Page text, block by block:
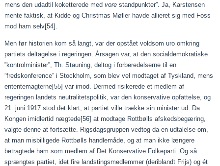
mens den udadtil koketterede medvore standpunkter”. Ja, Karstensen
mente faktisk, at Kidde og Christmas Møller havde allieret sig med Foss
mod ham selv[54]
Men før historien kom så langt, var der opstået voldsom uro omkring
partiets deltagelse i regeringen. Årsagen var, at den socialdemokratiske
”kontrolminister”, Th. Stauning, deltog i forberedelserne til en
”fredskonference” i Stockholm, som blev vel modtaget af Tyskland, mens
ententemagterne[55] var imod. Dermed risikerede et medlem af
regeringen landets neutralitetspolitik, var den konservative opfattelse, og
21. juni 1917 stod det klart, at partiet ville trække sin minister ud. Da
Kongen imidlertid nægtede[56] at modtage Rottbølls afskedsbegæring,
valgte denne at fortsætte. Rigsdagsgruppen vedtog da en udtalelse om,
at man misbilligede Rottbølls handlemåde, og at man ikke længere
betragtede ham som medlem af Det Konservative Folkeparti. Og så
sprængtes partiet, idet fire landstingsmedlemmer (deriblandt Frijs) og ét